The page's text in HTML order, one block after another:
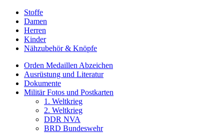
Stoffe
Damen
Herren
Kinder
Nähzubehör & Knöpfe
Orden Medaillen Abzeichen
Ausrüstung und Literatur
Dokumente
Militär Fotos und Postkarten
1. Weltkrieg
2. Weltkrieg
DDR NVA
BRD Bundeswehr